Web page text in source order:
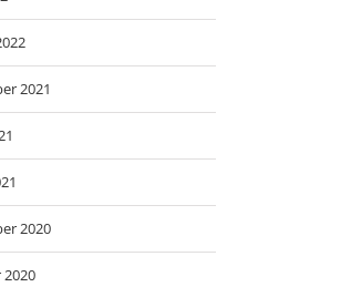
2021
2020
2020